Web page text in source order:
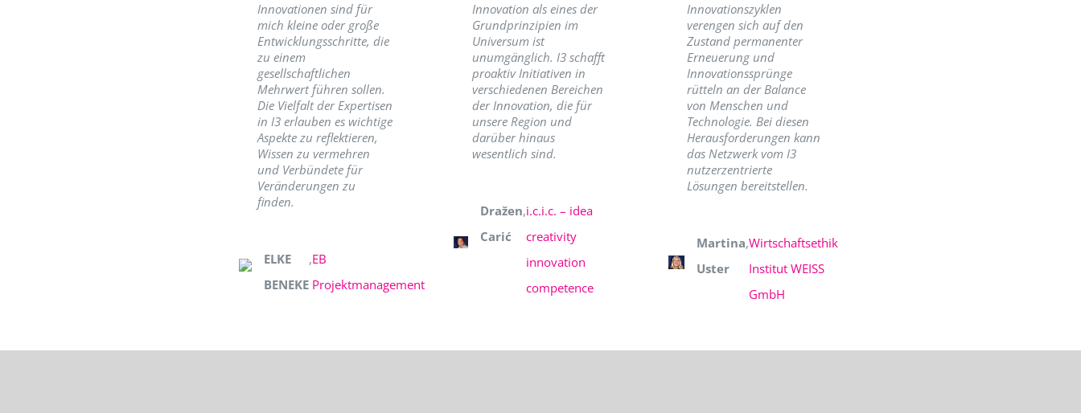
Innovationen sind für
mich kleine oder große
Entwicklungsschritte, die
zu einem
gesellschaftlichen
Mehrwert führen sollen.
Die Vielfalt der Expertisen
in I3 erlauben es wichtige
Aspekte zu reflektieren,
Wissen zu vermehren
und Verbündete für
Veränderungen zu
finden.
ELKE
BENEKE
,EB
Projektmanagement
Innovation als eines der
Grundprinzipien im
Universum ist
unumgänglich. I3 schafft
proaktiv Initiativen in
verschiedenen Bereichen
der Innovation, die für
unsere Region und
darüber hinaus
wesentlich sind.
Dražen
Carić
,i.c.i.c. – idea
creativity
innovation
competence
Innovationszyklen
verengen sich auf den
Zustand permanenter
Erneuerung und
Innovationssprünge
rütteln an der Balance
von Menschen und
Technologie. Bei diesen
Herausforderungen kann
das Netzwerk vom I3
nutzerzentrierte
Lösungen bereitstellen.
Martina
Uster
,Wirtschaftsethik
Institut WEISS
GmbH